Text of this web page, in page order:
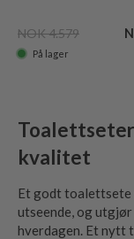
NOK 4.579
På lager
kvalitet
Et godt toalettsete
utseende, og
hverdagen. Et nytt